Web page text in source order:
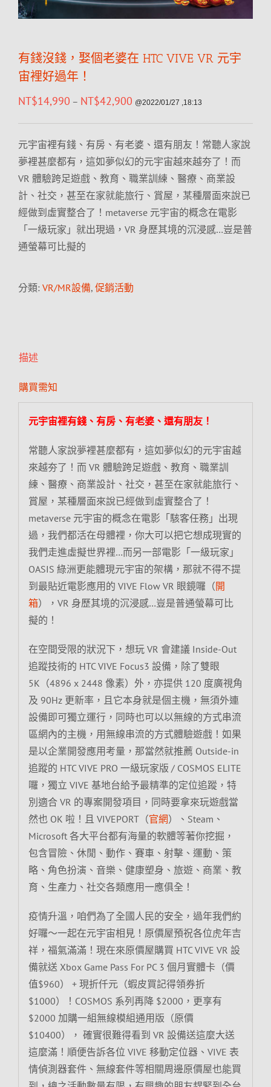
有錢沒錢，娶個老婆在 HTC VIVE VR 元宇
宙裡好過年！
NT$14,990 – NT$42,900 @2022/01/27 ,18:13
元宇宙裡有錢、有房、有老婆、還有朋友！常聽人家說
夢裡甚麼都有，這如夢似幻的元宇宙越來越夯了！而
VR 體驗跨足遊戲、教育、職業訓練、醫療、商業設
計、社交，甚至在家就能旅行、賞屋，某種層面來說已
經做到虛實整合了！metaverse 元宇宙的概念在電影
「一級玩家」就出現過，VR 身歷其境的沉浸感…豈是普
通螢幕可比擬的
分類: VR/MR設備, 促銷活動
描述
購買需知
元宇宙裡有錢、有房、有老婆、還有朋友！
常聽人家說夢裡甚麼都有，這如夢似幻的元宇宙越
來越夯了！而 VR 體驗跨足遊戲、教育、職業訓
練、醫療、商業設計、社交，甚至在家就能旅行、
賞屋，某種層面來說已經做到虛實整合了！
metaverse 元宇宙的概念在電影「駭客任務」出現
過，我們都活在母體裡，你大可以把它想成現實的
我們走進虛擬世界裡…而另一部電影「一級玩家」
OASIS 綠洲更能體現元宇宙的架構，那就不得不提
到最貼近電影應用的 VIVE Flow VR 眼鏡囉（開
箱），VR 身歷其境的沉浸感…豈是普通螢幕可比
擬的！
在空間受限的狀況下，想玩 VR 會建議 Inside-Out
追蹤技術的 HTC VIVE Focus3 設備，除了雙眼
5K（4896 x 2448 像素）外，亦提供 120 度廣視角
及 90Hz 更新率，且它本身就是個主機，無須外連
設備即可獨立運行，同時也可以以無線的方式串流
區網內的主機，用無線串流的方式體驗遊戲！如果
是以企業開發應用考量，那當然就推薦 Outside-in
追蹤的 HTC VIVE PRO 一級玩家版 / COSMOS ELITE
囉，獨立 VIVE 基地台給予最精準的定位追蹤，特
別適合 VR 的專案開發項目，同時要拿來玩遊戲當
然也 OK 啦！且 VIVEPORT（官網）、Steam、
Microsoft 各大平台都有海量的軟體等著你挖掘，
包含冒險、休閒、動作、賽車、射擊、運動、策
略、角色扮演、音樂、健康塑身、旅遊、商業、教
育、生產力、社交各類應用一應俱全！
疫情升溫，咱們為了全國人民的安全，過年我們約
好囉～一起在元宇宙相見！原價屋預祝各位虎年吉
祥，福氣滿滿！現在來原價屋購買 HTC VIVE VR 設
備就送 Xbox Game Pass For PC 3 個月實體卡（價
值$960） + 現折仟元（蝦皮買記得領券折
$1000）！COSMOS 系列再降 $2000，更享有
$2000 加購一組無線模組通用版（原價
$10400）， 確實很難得看到 VR 設備送這麼大送
這麼滿！順便告訴各位 VIVE 移動定位器、VIVE 表
情偵測器套件、無線套件等相關周邊原價屋也能買